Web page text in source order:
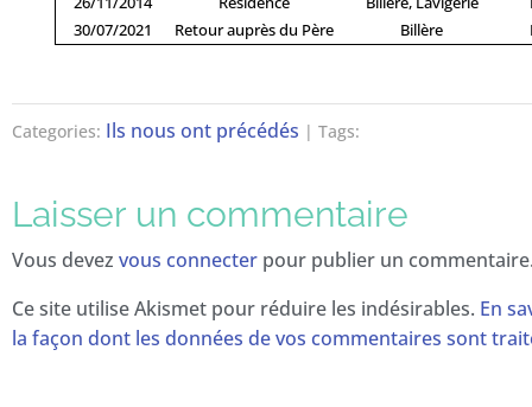
30/07/2021
Retour auprès du Père Billère
Categories: Ils nous ont précédés | Tags:
Laisser un commentaire
Vous devez vous connecter pour publier un
Ce site utilise Akismet pour réduire les indésirables. En
la façon dont les données de vos commentaires sont